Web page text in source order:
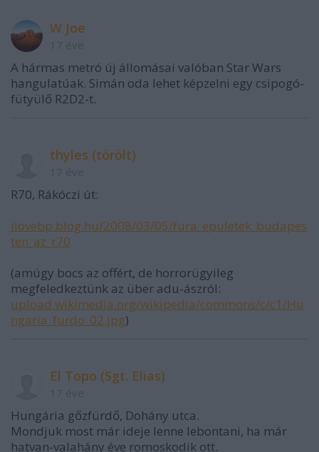
W Joe
A hármas metró új állomásai valóban Star Wars
hangulatúak. Simán oda lehet képzelni egy csipogó-
fütyülő R2D2-t.
thyles (törölt)
R70, Rákóczi út:
ilovebp.blog.hu/2008/03/05/fura_epuletek_budapes
ten_az_r70
(amúgy bocs az offért, de horrorügyileg
megfeledkeztünk az über adu-ászról:
upload.wikimedia.org/wikipedia/commons/c/c1/Hu
ngaria_furdo_02.jpg)
El Topo (Sgt. Elias)
Hungária gőzfürdő, Dohány utca.
Mondjuk most már ideje lenne lebontani, ha már
hatvan-valahány éve romoskodik ott.